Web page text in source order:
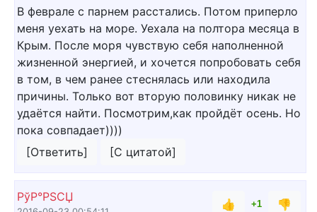
В феврале с парнем расстались. Потом приперло
меня уехать на море. Уехала на полтора месяца в
Крым. После моря чувствую себя наполненной
жизненной энергией, и хочется попробовать себя
в том, в чем ранее стеснялась или находила
причины. Только вот вторую половинку никак не
удаётся найти. Посмотрим,как пройдёт осень. Но
пока совпадает))))
[Ответить]
[С цитатой]
РўР°РЅСЏ
👍 +1
👎